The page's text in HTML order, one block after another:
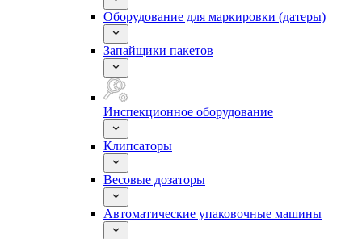
Оборудование для маркировки (датеры)
Запайщики пакетов
Инспекционное оборудование
Клипсаторы
Весовые дозаторы
Автоматические упаковочные машины